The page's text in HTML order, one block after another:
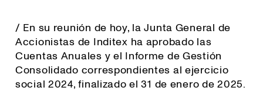
/ En su reunión de hoy, la Junta General de
Accionistas de Inditex ha aprobado las
Cuentas Anuales y el Informe de Gestión
Consolidado correspondientes al ejercicio
social 2024, finalizado el 31 de enero de 2025.